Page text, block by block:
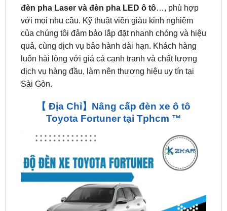
của chúng tôi đảm bảo lắp đặt nhanh chóng và hiệu
quả, cùng dịch vụ bảo hành dài hạn. Khách hàng
luôn hài lòng với giá cả cạnh tranh và chất lượng
dịch vụ hàng đầu, làm nên thương hiệu uy tín tại
Sài Gòn.
【 Địa Chỉ】Nâng cấp đèn xe ô tô